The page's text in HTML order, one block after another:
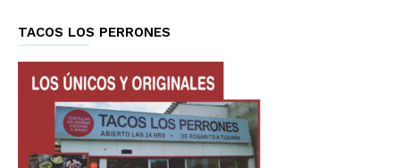
TACOS LOS PERRONES